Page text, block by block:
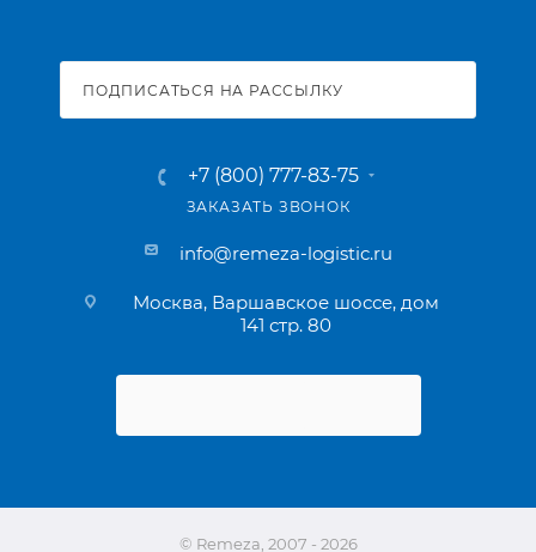
ПОДПИСАТЬСЯ НА РАССЫЛКУ
+7 (800) 777-83-75
ЗАКАЗАТЬ ЗВОНОК
info@remeza-logistic.ru
Москва, Варшавское шоссе, дом
141 стр. 80
© Remeza, 2007 - 2026